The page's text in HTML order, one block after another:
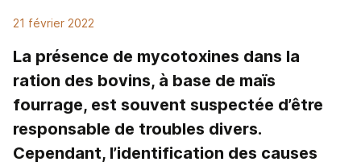
21 février 2022
La présence de mycotoxines dans la
ration des bovins, à base de maïs
fourrage, est souvent suspectée d’être
responsable de troubles divers.
Cependant, l’identification des causes